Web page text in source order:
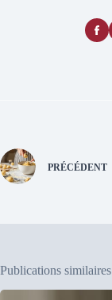
PRÉCÉDENT
Publications similaires